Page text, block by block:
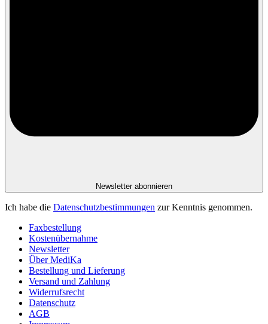
Newsletter abonnieren
Ich habe die Datenschutzbestimmungen zur Kenntnis genommen.
Faxbestellung
Kostenübernahme
Newsletter
Über MediKa
Bestellung und Lieferung
Versand und Zahlung
Widerrufsrecht
Datenschutz
AGB